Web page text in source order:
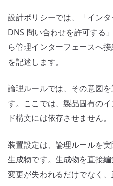
設計ポリシーでは、「イン
DNS 問い合わせを許可する
ら管理インターフェースへ
を記述します。
論理ルールでは、その意図
す。ここでは、製品固有の
ド構文には依存させません。
装置設定は、論理ルールを
生成物です。生成物を直接
変更が失われるだけでなく